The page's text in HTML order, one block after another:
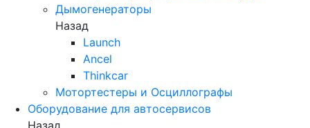
Дымогенераторы
Назад
Launch
Ancel
Thinkcar
Мотортестеры и Осциллографы
Оборудование для автосервисов
Назад